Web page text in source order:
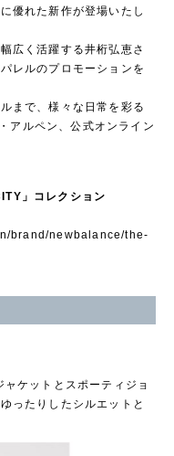
優れた新作が登場いたし
広く活躍する井桁弘恵さ
レルのプロモーションを
まで、様々な日常を彩る
アルペン、公式オンライン
」コレクション
brand/newbalance/the-
ケットとスポーティジョ
ったりしたシルエットと